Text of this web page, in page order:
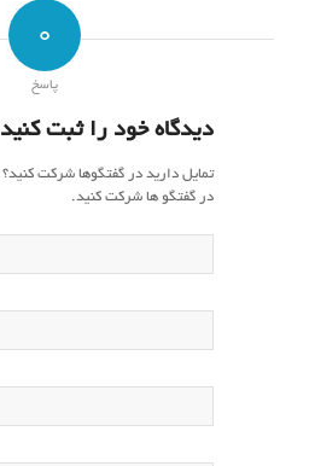
0
پاسخ
دیدگاه خود را ثبت کنید
تمایل دارید در گفتگوها شرکت کنید؟
در گفتگو ها شرکت کنید.